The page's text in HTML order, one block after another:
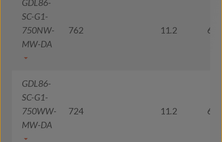
GDL86-
SC-G1-
750NW-
MW-DA
762 11.2 68
GDL86-
SC-G1-
750WW-
MW-DA
724 11.2 65